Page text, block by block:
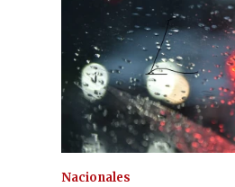
Nacionales